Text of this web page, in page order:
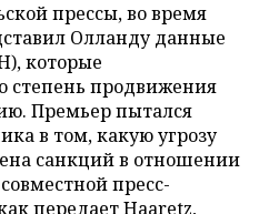
прессы, во время
Олланду данные
которые
степень продвижения
Премьер пытался
в том, какую угрозу
санкций в отношении
пресс-
передаетHaaretz,